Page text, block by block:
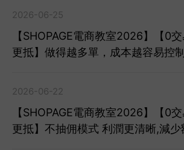
2026-06-25
【SHOPAGE電商教室2026】【0
更抵】做得越多單，成本越容易控制
2026-06-22
【SHOPAGE電商教室2026】【0
更抵】不抽佣模式 利潤更清晰,減少